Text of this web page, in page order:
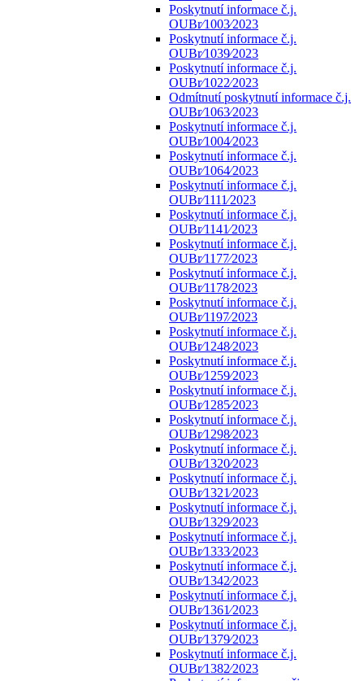
Poskytnutí informace č.j.
OUBr⁄1003⁄2023
Poskytnutí informace č.j.
OUBr⁄1039⁄2023
Poskytnutí informace č.j.
OUBr⁄1022⁄2023
Odmítnutí poskytnutí informace č.j.
OUBr⁄1063⁄2023
Poskytnutí informace č.j.
OUBr⁄1004⁄2023
Poskytnutí informace č.j.
OUBr⁄1064⁄2023
Poskytnutí informace č.j.
OUBr⁄1111⁄2023
Poskytnutí informace č.j.
OUBr⁄1141⁄2023
Poskytnutí informace č.j.
OUBr⁄1177⁄2023
Poskytnutí informace č.j.
OUBr⁄1178⁄2023
Poskytnutí informace č.j.
OUBr⁄1197⁄2023
Poskytnutí informace č.j.
OUBr⁄1248⁄2023
Poskytnutí informace č.j.
OUBr⁄1259⁄2023
Poskytnutí informace č.j.
OUBr⁄1285⁄2023
Poskytnutí informace č.j.
OUBr⁄1298⁄2023
Poskytnutí informace č.j.
OUBr⁄1320⁄2023
Poskytnutí informace č.j.
OUBr⁄1321⁄2023
Poskytnutí informace č.j.
OUBr⁄1329⁄2023
Poskytnutí informace č.j.
OUBr⁄1333⁄2023
Poskytnutí informace č.j.
OUBr⁄1342⁄2023
Poskytnutí informace č.j.
OUBr⁄1361⁄2023
Poskytnutí informace č.j.
OUBr⁄1379⁄2023
Poskytnutí informace č.j.
OUBr⁄1382⁄2023